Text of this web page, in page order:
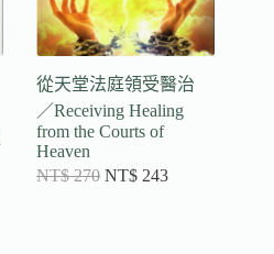
從天堂法庭領受醫治
／Receiving Healing
from the Courts of
Heaven
NT$270 NT$ 243